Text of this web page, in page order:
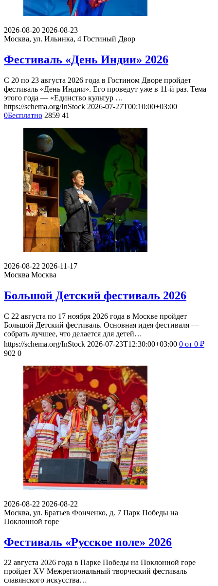
2026-08-20 2026-08-23
Москва, ул. Ильинка, 4 Гостиный Двор
Фестиваль «День Индии» 2026
С 20 по 23 августа 2026 года в Гостином Дворе пройдет
фестиваль «День Индии». Его проведут уже в 11-й раз. Тема
этого года — «Единство культур …
https://schema.org/InStock 2026-07-27T00:10:00+03:00
0Бесплатно 2859 41
2026-08-22 2026-11-17
Москва Москва
Большой Детский фестиваль 2026
С 22 августа по 17 ноября 2026 года в Москве пройдет
Большой Детский фестиваль. Основная идея фестиваля —
собрать лучшее, что делается для детей…
https://schema.org/InStock 2026-07-23T12:30:00+03:00 0 от 0 ₽
902 0
2026-08-22 2026-08-22
Москва, ул. Братьев Фонченко, д. 7 Парк Победы на
Поклонной горе
Фестиваль «Русское поле» 2026
22 августа 2026 года в Парке Победы на Поклонной горе
пройдет XV Межрегиональный творческий фестиваль
славянского искусства…